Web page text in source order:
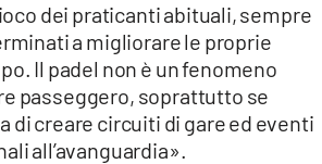
dei praticanti abituali, sempre
a migliorare le proprie
Il padel non è un fenomeno
passeggero, soprattutto se
di creare circuiti di gare ed eventi
all’avanguardia».